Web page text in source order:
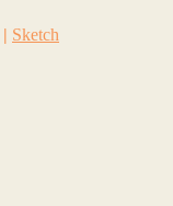
| Sketch